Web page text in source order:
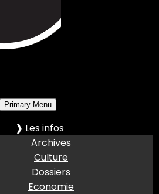
Primary Menu
❱ Les infos
Archives
Culture
Dossiers
Economie